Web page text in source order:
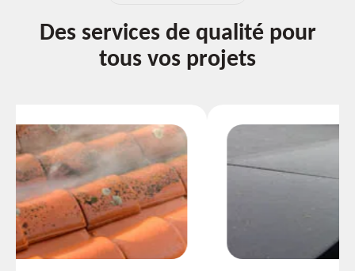
Des services de qualité pour
tous vos projets